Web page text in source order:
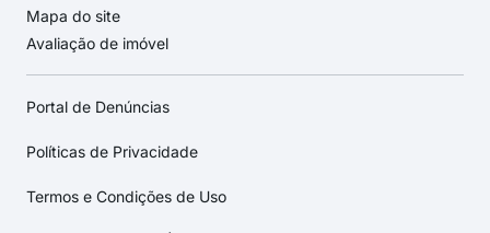
Mapa do site
Avaliação de imóvel
Portal de Denúncias
Políticas de Privacidade
Termos e Condições de Uso